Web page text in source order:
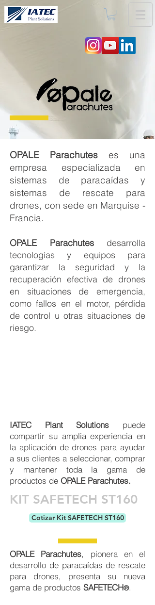
OPALE Parachutes es una
empresa especializada en
sistemas de paracaídas y
sistemas de rescate para
drones, con sede en Marquise -
Francia.
OPALE Parachutesdesarrolla
tecnologías y equipos para
garantizar la seguridad y la
recuperación efectiva de drones
en situaciones de emergencia,
como fallos en el motor, pérdida
de control u otras situaciones de
riesgo.
IATEC Plant Solutions puede
compartir su amplia experiencia en
la aplicación de drones para ayudar
a sus clientes a seleccionar, comprar
y mantener toda la gama de
productos de OPALE Parachutes.
KIT SAFETECH ST160
Cotizar Kit SAFETECH ST160
OPALE Parachutes, pionera en el
desarrollo de paracaídas de rescate
para drones, presenta su nueva
gama de productos SAFETECH®.